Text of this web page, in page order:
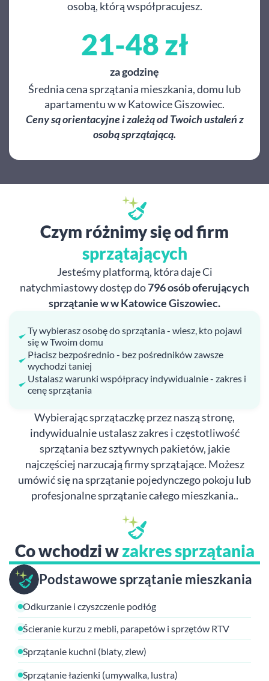
osobą, którą współpracujesz.
21-48 zł
za godzinę
Średnia cena sprzątania mieszkania, domu lub
apartamentu w w Katowice Giszowiec.
Ceny są orientacyjne i zależą od Twoich ustaleń z
osobą sprzątającą.
Czym różnimy się od firm
sprzątających
Jesteśmy platformą, która daje Ci
natychmiastowy dostęp do796 osób oferujących
sprzątanie w w Katowice Giszowiec.
Ty wybierasz osobę do sprzątania - wiesz, kto pojawi
się w Twoim domu
Płacisz bezpośrednio - bez pośredników zawsze
wychodzi taniej
Ustalasz warunki współpracy indywidualnie - zakres i
cenę sprzątania
Wybierając sprzątaczkę przez naszą stronę,
indywidualnie ustalasz zakres i częstotliwość
sprzątania bez sztywnych pakietów, jakie
najczęściej narzucają firmy sprzątające. Możesz
umówić się na sprzątanie pojedynczego pokoju lub
profesjonalne sprzątanie całego mieszkania..
Co wchodzi wzakres sprzątania
Podstawowe sprzątanie mieszkania
Odkurzanie i czyszczenie podłóg
Ścieranie kurzu z mebli, parapetów i sprzętów RTV
Sprzątanie kuchni (blaty, zlew)
Sprzątanie łazienki (umywalka, lustra)